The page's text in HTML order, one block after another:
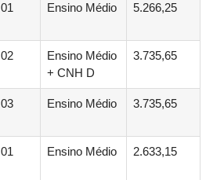
01 Ensino Médio 5.266,25
02
Ensino Médio
+ CNH D
3.735,65
03 Ensino Médio 3.735,65
01 Ensino Médio 2.633,15